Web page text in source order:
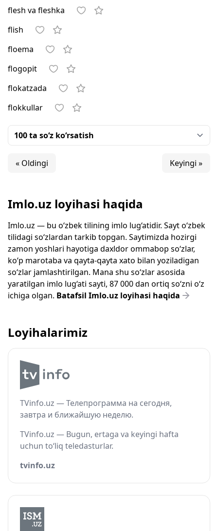
flesh va fleshka
flish
floema
flogopit
flokatzada
flokkullar
« Oldingi Keyingi »
Imlo.uz loyihasi haqida
Imlo.uz — bu o‘zbek tilining imlo lug‘atidir. Sayt o‘zbek
tilidagi so‘zlardan tarkib topgan. Saytimizda hozirgi
zamon yoshlari hayotiga daxldor ommabop so‘zlar,
ko‘p marotaba va qayta-qayta xato bilan yoziladigan
so‘zlar jamlashtirilgan. Mana shu so‘zlar asosida
yaratilgan imlo lug‘ati sayti, 87 000 dan ortiq so‘zni o‘z
ichiga olgan. Batafsil Imlo.uz loyihasi haqida
Loyihalarimiz
TVinfo.uz — Телепрограмма на сегодня,
завтра и ближайшую неделю.
TVinfo.uz — Bugun, ertaga va keyingi hafta
uchun to‘liq teledasturlar.
tvinfo.uz